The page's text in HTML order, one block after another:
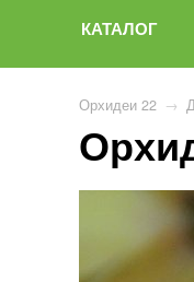
КАТАЛОГ
Орхидеи 22 →